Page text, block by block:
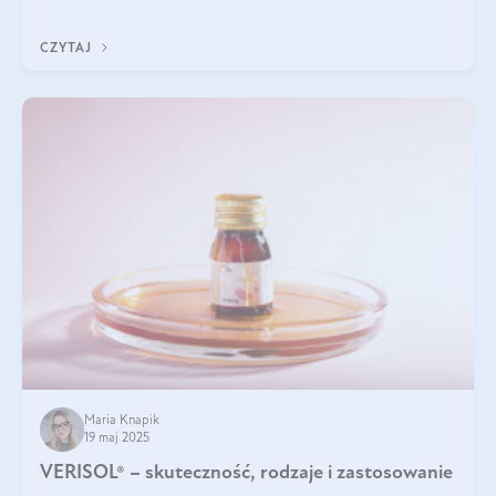
CZYTAJ
Maria Knapik
19 maj 2025
VERISOL® – skuteczność, rodzaje i zastosowanie